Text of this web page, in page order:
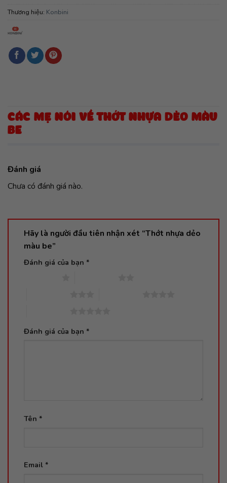
Thương hiệu: Konbini
CÁC MẸ NÓI VỀ THỚT NHỰA DẺO MÀU
BE
Đánh giá
Chưa có đánh giá nào.
Hãy là người đầu tiên nhận xét “Thớt nhựa dẻo
màu be”
Đánh giá của bạn *
Đánh giá của bạn *
Tên *
Email *